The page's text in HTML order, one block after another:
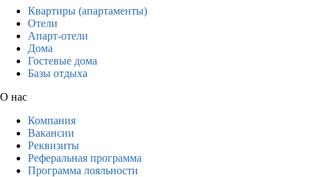
Квартиры (апартаменты)
Отели
Апарт-отели
Дома
Гостевые дома
Базы отдыха
О нас
Компания
Вакансии
Реквизиты
Реферальная программа
Программа лояльности